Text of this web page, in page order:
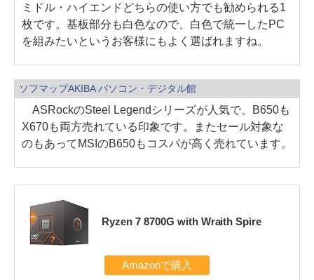
ミドル・ハイエンドどちらの使い方でも勧められる1
枚です。基板部分も白色なので、白色で統一したPC
を組みたいというお客様にもよく選ばれますね。
ソフマップAKIBA パソコン・デジタル館
ASRockのSteel Legendシリーズが人気で、B650も
X670も両方売れている印象です。またセール対象な
のもあってMSIのB650もコスパが高く売れています。
Ryzen 7 8700G with Wraith Spire
Amazonで購入